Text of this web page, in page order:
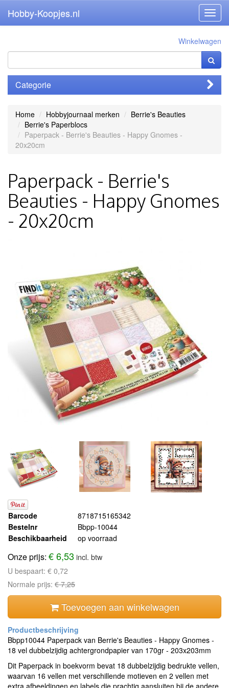
Hobby-Koopjes.nl
Winkelwagen
Categorie
Home Hobbyjournaal merken
Berrie's Beauties
Berrie's Paperblocs
Paperpack - Berrie's Beauties - Happy Gnomes -
20x20cm
Paperpack - Berrie's
Beauties - Happy Gnomes
- 20x20cm
Barcode
8718715165342
Bestelnr
Bbpp-10044
Beschikbaarheid
op voorraad
Onze prijs: € 6,53 incl. btw
U bespaart: € 0,72
Normale prijs: € 7,25
Toevoegen aan winkelwagen
Bbpp10044 Paperpack van Berrie's Beauties - Happy Gnomes -
18 vel dubbelzijdig achtergrondpapier van 170gr - 203x203mm
Dit Paperpack in boekvorm bevat 18 dubbelzijdig bedrukte vellen,
waarvan 16 vellen met verschillende motieven en 2 vellen met